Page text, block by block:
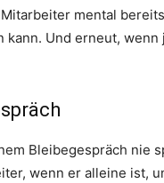
mental
kann. Und erneut, wenn
Bleibegespräch nie
wenn er alleine ist,